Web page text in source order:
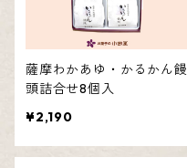
薩摩わかあゆ・かるかん饅
頭詰合せ8個入
¥2,190